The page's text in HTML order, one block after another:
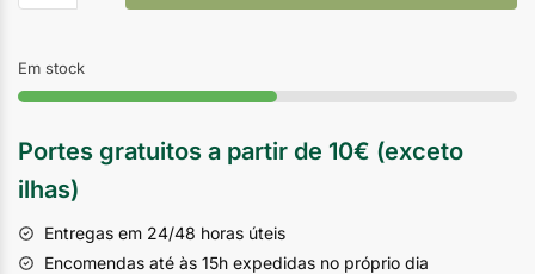
Em stock
Portes gratuitos a partir de 10€ (exceto
ilhas)
Entregas em 24/48 horas úteis
Encomendas até às 15h expedidas no próprio dia